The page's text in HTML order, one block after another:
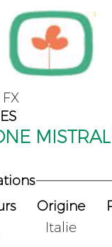
Origine
Italie